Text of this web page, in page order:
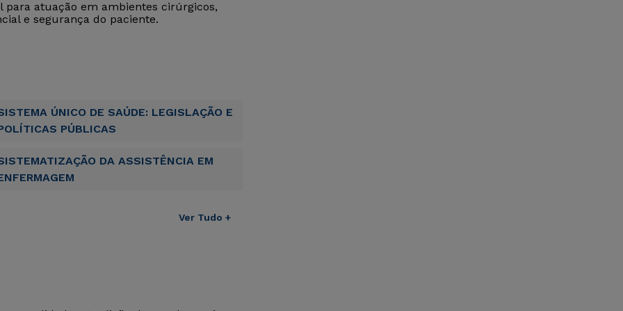
para atuação em ambientes cirúrgicos,
e segurança do paciente.
ÚNICO DE SAÚDE: LEGISLAÇÃO E
PÚBLICAS
DA ASSISTÊNCIA EM
Ver Tudo +